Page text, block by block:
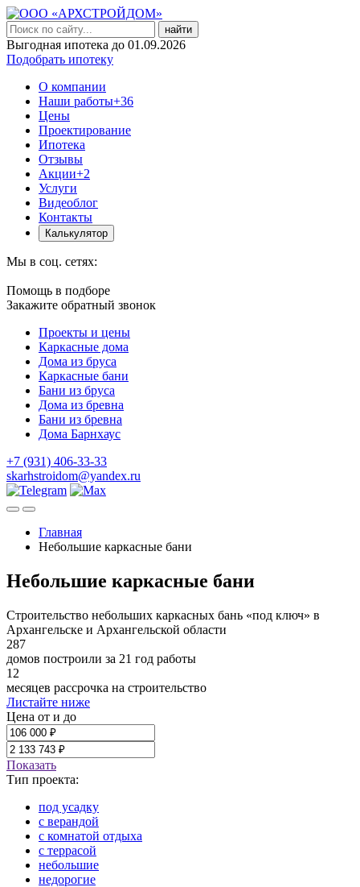
найти
Выгодная ипотека до 01.09.2026
Подобрать ипотеку
О компании
Наши работы+36
Цены
Проектирование
Ипотека
Отзывы
Акции+2
Услуги
Видеоблог
Контакты
Калькулятор
Мы в соц. сетях:
Помощь в подборе
Закажите обратный звонок
Проекты и цены
Каркасные дома
Дома из бруса
Каркасные бани
Бани из бруса
Дома из бревна
Бани из бревна
Дома Барнхаус
+7 (931) 406-33-33
skarhstroidom@yandex.ru
Главная
Небольшие каркасные бани
Небольшие каркасные бани
Строительство небольших каркасных бань «под ключ» в
Архангельске и Архангельской области
287
домов построили за 21 год работы
12
месяцев рассрочка на строительство
Листайте ниже
Цена от и до
Показать
Тип проекта:
под усадку
с верандой
с комнатой отдыха
с террасой
небольшие
недорогие